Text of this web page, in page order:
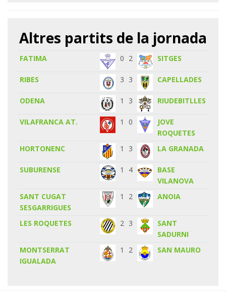
Altres partits de la jornada
FATIMA 0 2 SITGES
RIBES 3 3 CAPELLADES
ODENA 1 3 RIUDEBITLLES
VILAFRANCA AT. 1 0
JOVE
ROQUETES
HORTONENC
1 3 LA GRANADA
SUBURENSE 1 4
BASE
VILANOVA
SANT CUGAT
SESGARRIGUES
1 2 ANOIA
LES ROQUETES 2 3
SANT
SADURNI
MONTSERRAT
IGUALADA
1 2 SAN MAURO